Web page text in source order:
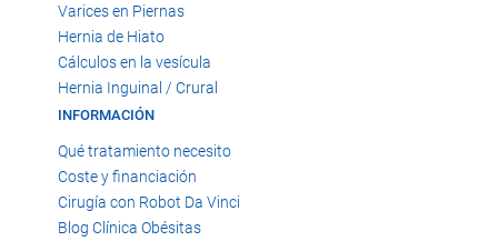
Varices en Piernas
Hernia de Hiato
Cálculos en la vesícula
Hernia Inguinal / Crural
INFORMACIÓN
Qué tratamiento necesito
Coste y financiación
Cirugía con Robot Da Vinci
Blog Clínica Obésitas